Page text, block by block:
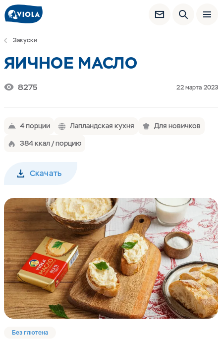
Закуски
ЯИЧНОЕ МАСЛО
8275 22 марта 2023
4 порции Лапландская кухня
Для новичков
384 ккал / порцию
Скачать
Без глютена